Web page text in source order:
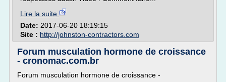
Lire la suite
Date: 2017-06-20 18:19:15
Site : http://johnston-contractors.com
Forum musculation hormone de croissance
- cronomac.com.br
Forum musculation hormone de croissance -